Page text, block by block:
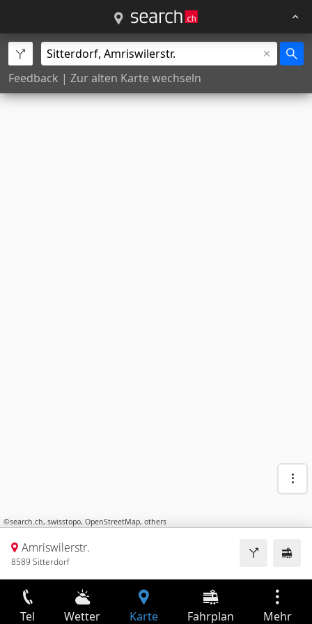
Feedback | Zur alten Karte wechseln
©search.ch, swisstopo, OpenStreetMap, others
Amriswilerstr.
8589 Sitterdorf
Tel Wetter Karte Fahrplan Mehr